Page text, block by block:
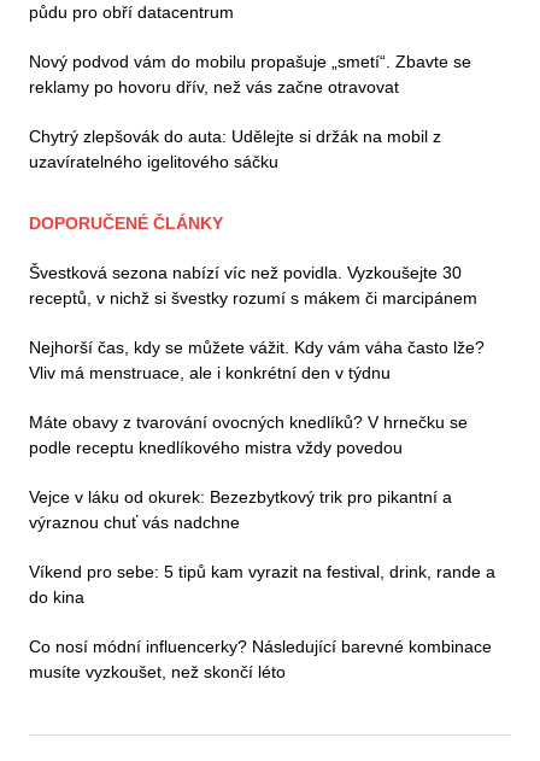
půdu pro obří datacentrum
Nový podvod vám do mobilu propašuje „smetí“. Zbavte se
reklamy po hovoru dřív, než vás začne otravovat
Chytrý zlepšovák do auta: Udělejte si držák na mobil z
uzavíratelného igelitového sáčku
DOPORUČENÉ ČLÁNKY
Švestková sezona nabízí víc než povidla. Vyzkoušejte 30
receptů, v nichž si švestky rozumí s mákem či marcipánem
Nejhorší čas, kdy se můžete vážit. Kdy vám váha často lže?
Vliv má menstruace, ale i konkrétní den v týdnu
Máte obavy z tvarování ovocných knedlíků? V hrnečku se
podle receptu knedlíkového mistra vždy povedou
Vejce v láku od okurek: Bezezbytkový trik pro pikantní a
výraznou chuť vás nadchne
Víkend pro sebe: 5 tipů kam vyrazit na festival, drink, rande a
do kina
Co nosí módní influencerky? Následující barevné kombinace
musíte vyzkoušet, než skončí léto